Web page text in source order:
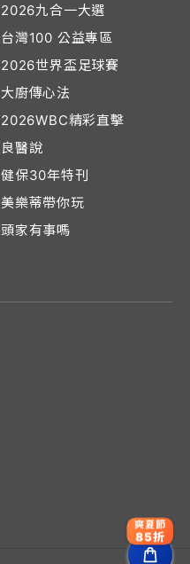
2026九合一大選
台灣100 公益專區
2026世界盃足球賽
大廚傳心法
2026WBC精彩直擊
良醫說
健保30年特刊
美樂蒂帶你玩
頭家有事嗎
爽夏節
85折